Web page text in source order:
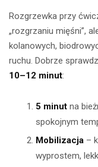
Rozgrzewka przy
„rozgrzaniu mięśni”,
kolanowych,
ruchu. Dobrze
10–12 minut:
5 minut na
spokojnym
Mobilizacja –
wyprostem,